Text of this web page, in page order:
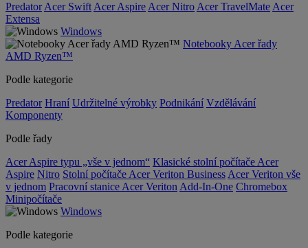
Predator Acer Swift Acer Aspire Acer Nitro Acer TravelMate Acer
Extensa
Windows
Notebooky Acer řady
AMD Ryzen™
Podle kategorie
Predator Hraní Udržitelné výrobky Podnikání Vzdělávání
Komponenty
Podle řady
Acer Aspire typu „vše v jednom“ Klasické stolní počítače Acer
Aspire Nitro Stolní počítače Acer Veriton Business Acer Veriton vše
v jednom Pracovní stanice Acer Veriton Add-In-One Chromebox
Minipočítače
Windows
Podle kategorie